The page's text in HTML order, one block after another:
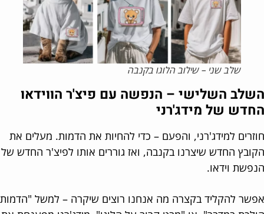
שלב שני – שילוב הלוגו בקנבה
השלישי – הנפשה עם פיצ'ר הווידאו
של מידג'רני
למידג'רני, והפעם – כדי להחיות את הדמות. מעלים את
החדש שיצרנו בקנבה, ואז גוררים אותו לפיצ'ר החדש של
וידאו.
להקליד בקצרה מה אנחנו רוצים שיקרה – למשל "הדמות